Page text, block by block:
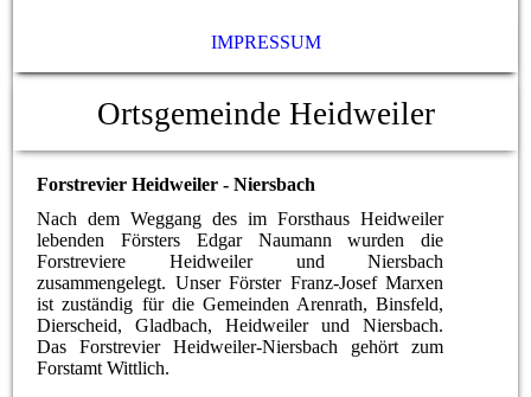
IMPRESSUM
Ortsgemeinde Heidweiler
Forstrevier Heidweiler - Niersbach
Nach dem Weggang des im Forsthaus Heidweiler
lebenden Försters Edgar Naumann wurden die
Forstreviere Heidweiler und Niersbach
zusammengelegt. Unser Förster Franz-Josef Marxen
ist zuständig für die Gemeinden Arenrath, Binsfeld,
Dierscheid, Gladbach, Heidweiler und Niersbach.
Das Forstrevier Heidweiler-Niersbach gehört zum
Forstamt Wittlich.